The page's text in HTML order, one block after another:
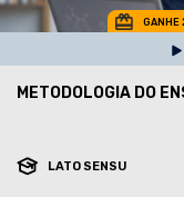
GANHE
METODOLOGIA DO
LATO SENSU